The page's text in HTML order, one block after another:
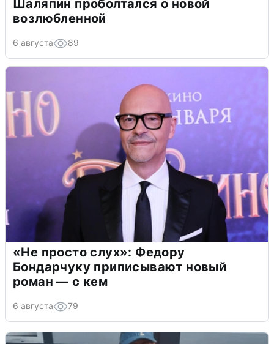
Шаляпин проболтался о новой
возлюбленной
6 августа 89
«Не просто слух»: Федору
Бондарчуку приписывают новый
роман — с кем
6 августа 79